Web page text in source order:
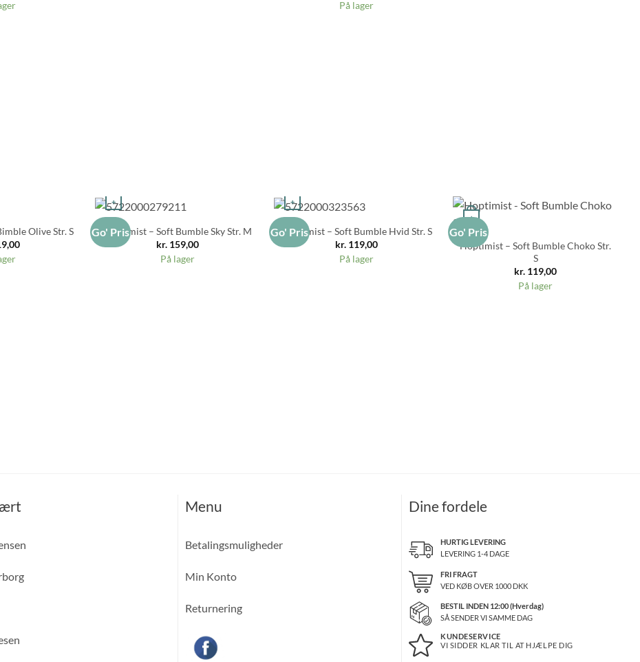
På lager
Olive Str. S
Go' Pris
+
Hoptimist – Soft Bumble Sky Str. M
kr. 159,00
På lager
Go' Pris
+
Hoptimist – Soft Bumble Hvid Str. S
kr. 119,00
På lager
Go' Pris
+
Hoptimist – Soft Bumble Choko Str.
S
kr. 119,00
På lager
Menu
Betalingsmuligheder
Min Konto
Returnering
Dine fordele
HURTIG LEVERING
LEVERING 1-4 DAGE
FRI FRAGT
VED KØB OVER 1000DKK
BESTIL INDEN 12:00 (Hverdag)
SÅ SENDER VI SAMME DAG
KUNDESERVICE
VI SIDDER KLAR TIL AT HJÆLPE DIG